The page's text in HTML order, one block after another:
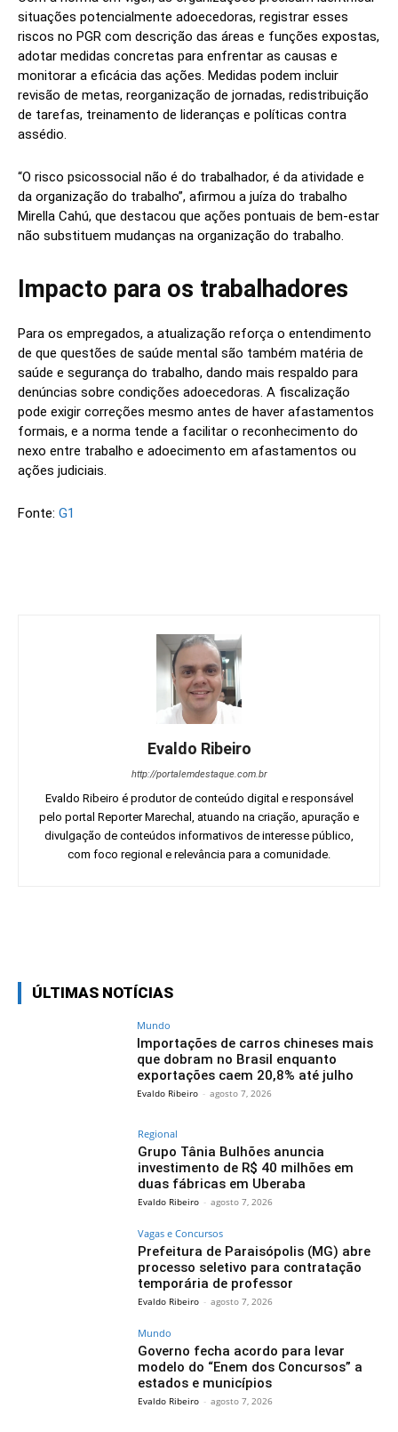
situações potencialmente adoecedoras, registrar esses
riscos no PGR com descrição das áreas e funções expostas,
adotar medidas concretas para enfrentar as causas e
monitorar a eficácia das ações. Medidas podem incluir
revisão de metas, reorganização de jornadas, redistribuição
de tarefas, treinamento de lideranças e políticas contra
assédio.
“O risco psicossocial não é do trabalhador, é da atividade e
da organização do trabalho”, afirmou a juíza do trabalho
Mirella Cahú, que destacou que ações pontuais de bem‑estar
não substituem mudanças na organização do trabalho.
Impacto para os trabalhadores
Para os empregados, a atualização reforça o entendimento
de que questões de saúde mental são também matéria de
saúde e segurança do trabalho, dando mais respaldo para
denúncias sobre condições adoecedoras. A fiscalização
pode exigir correções mesmo antes de haver afastamentos
formais, e a norma tende a facilitar o reconhecimento do
nexo entre trabalho e adoecimento em afastamentos ou
ações judiciais.
Fonte: G1
Evaldo Ribeiro
http://portalemdestaque.com.br
Evaldo Ribeiro é produtor de conteúdo digital e responsável
pelo portal Reporter Marechal, atuando na criação, apuração e
divulgação de conteúdos informativos de interesse público,
com foco regional e relevância para a comunidade.
ÚLTIMAS NOTÍCIAS
Mundo
Importações de carros chineses mais
que dobram no Brasil enquanto
exportações caem 20,8% até julho
Evaldo Ribeiro - agosto 7, 2026
Regional
Grupo Tânia Bulhões anuncia
investimento de R$ 40 milhões em
duas fábricas em Uberaba
Evaldo Ribeiro - agosto 7, 2026
Vagas e Concursos
Prefeitura de Paraisópolis (MG) abre
processo seletivo para contratação
temporária de professor
Evaldo Ribeiro - agosto 7, 2026
Mundo
Governo fecha acordo para levar
modelo do “Enem dos Concursos” a
estados e municípios
Evaldo Ribeiro - agosto 7, 2026